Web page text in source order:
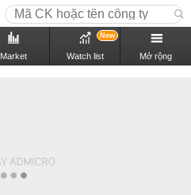
Market Watch list
New
Mở rộng